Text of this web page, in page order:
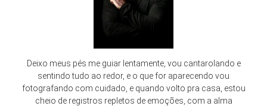
Deixo meus pés me guiar lentamente, vou cantarolando e
sentindo tudo ao redor, e o que for aparecendo vou
fotografando com cuidado, e quando volto pra casa, estou
cheio de registros repletos de emoções, com a alma